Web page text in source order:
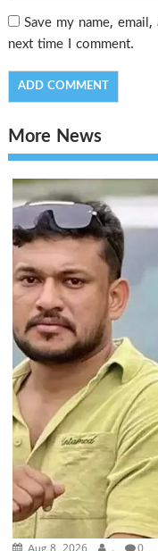
Save my name,
next time I comment.
More News